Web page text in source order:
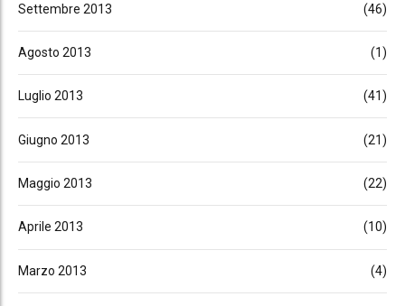
Settembre 2013 (46)
Agosto 2013 (1)
Luglio 2013 (41)
Giugno 2013 (21)
Maggio 2013 (22)
Aprile 2013 (10)
Marzo 2013 (4)